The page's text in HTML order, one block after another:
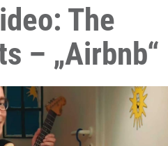
The
– „Airbnb“